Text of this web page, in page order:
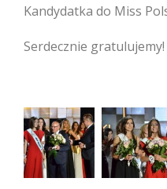
Kandydatka do Miss
Serdecznie gratulujemy!